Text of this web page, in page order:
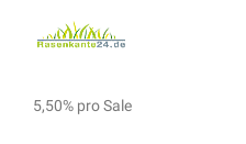
5,50% pro Sale